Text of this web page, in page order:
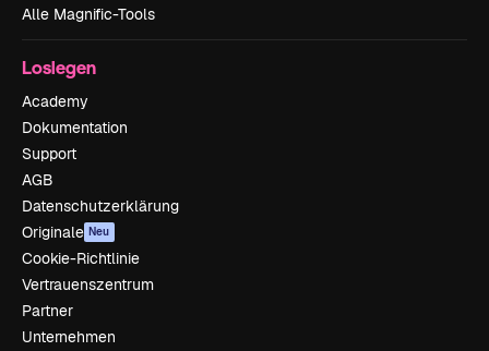
Alle Magnific-Tools
Loslegen
Academy
Dokumentation
Support
AGB
Datenschutzerklärung
Originale Neu
Cookie-Richtlinie
Vertrauenszentrum
Partner
Unternehmen